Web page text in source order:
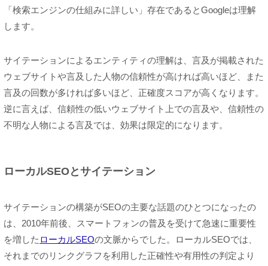
「検索エンジンの仕組みに詳しい」存在であるとGoogleは理解
します。
サイテーションによるエンティティの理解は、言及が掲載された
ウェブサイトや言及した人物の信頼性が高ければ高いほど、また
言及の回数が多ければ多いほど、正確度スコアが高くなります。
逆に言えば、信頼性の低いウェブサイト上での言及や、信頼性の
不明な人物による言及では、効果は限定的になります。
ローカルSEOとサイテーション
サイテーションの構築がSEOの主要な話題のひとつになったの
は、2010年前後、スマートフォンの普及を受けて急速に重要性
を増した ローカルSEOの文脈からでした。ローカルSEOでは、
それまでのリンクグラフを利用した正確性や有用性の判定より